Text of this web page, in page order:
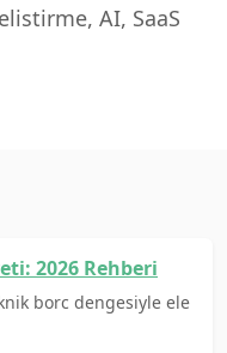
AI, SaaS
2026 Rehberi
borc dengesiyle ele